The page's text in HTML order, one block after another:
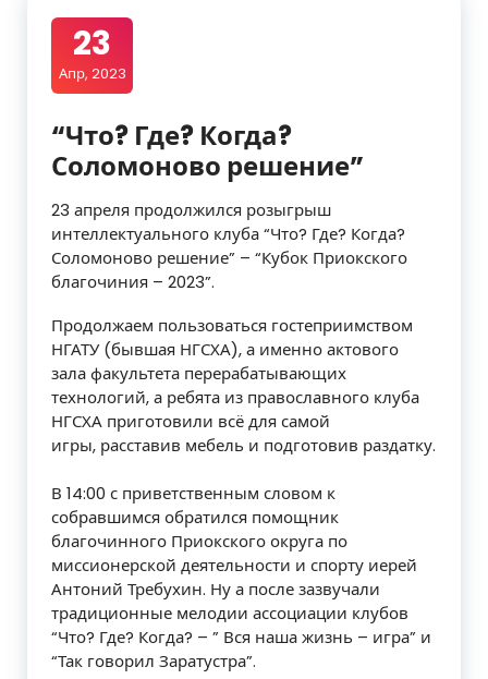
23
Апр, 2023
“Что? Где? Когда?
Соломоново решение”
23 апреля продолжился розыгрыш
интеллектуального клуба “Что? Где? Когда?
Соломоново решение” – “Кубок Приокского
благочиния – 2023”.
Продолжаем пользоваться гостеприимством
НГАТУ (бывшая НГСХА), а именно актового
зала факультета перерабатывающих
технологий, а ребята из православного клуба
НГСХА приготовили всё для самой
игры, расставив мебель и подготовив раздатку.
В 14:00 с приветственным словом к
собравшимся обратился помощник
благочинного Приокского округа по
миссионерской деятельности и спорту иерей
Антоний Требухин. Ну а после зазвучали
традиционные мелодии ассоциации клубов
“Что? Где? Когда? – ” Вся наша жизнь – игра” и
“Так говорил Заратустра”.